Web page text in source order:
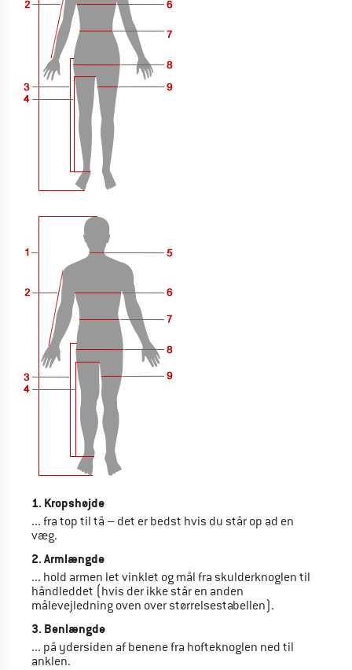
1. Kropshøjde
... fra top til tå – det er bedst hvis du står op ad en
væg.
2. Armlængde
... hold armen let vinklet og mål fra skulderknoglen til
håndleddet (hvis der ikke står en anden
målevejledning oven over størrelsestabellen).
3. Benlængde
... på ydersiden af benene fra hofteknoglen ned til
anklen.